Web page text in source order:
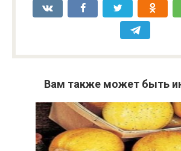
Вам также может быть